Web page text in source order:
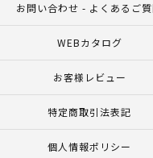
お問い合わせ - よくあるご
WEBカタログ
お客様レビュー
特定商取引法表記
個人情報ポリシー